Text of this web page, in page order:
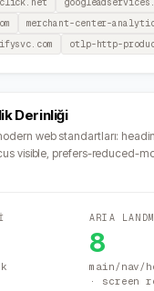
merchant-center-
otlp-http-
Derinliği
web standartları:
visible, prefers-reduced-
ARIA
8
main/nav/
· screen